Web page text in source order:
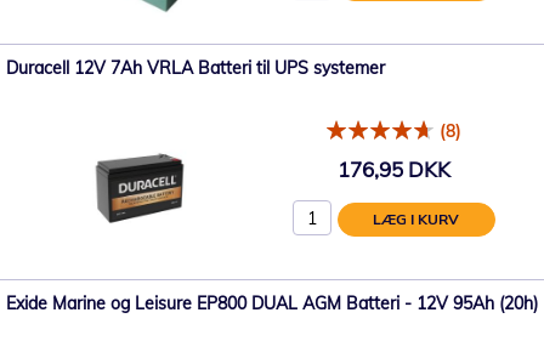
Duracell 12V 7Ah VRLA Batteri til UPS systemer
(8)
176,95 DKK
LÆG I KURV
Exide Marine og Leisure EP800 DUAL AGM Batteri - 12V 95Ah (20h)